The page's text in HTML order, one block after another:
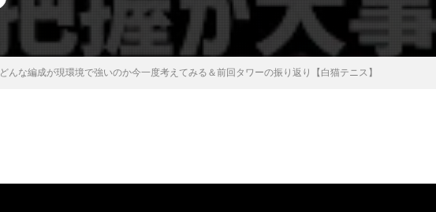
どんな編成が現環境で強いのか今一度考えてみる＆前回タワーの振り返り【白猫テニス】